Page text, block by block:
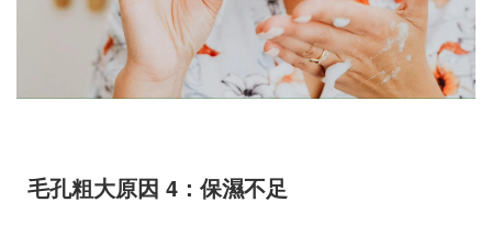
毛孔粗大原因 4：保濕不足